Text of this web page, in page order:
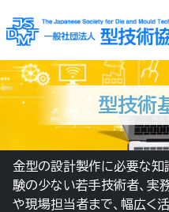
型技術
金型の設計製作に必要な知
験の少ない若手技術者、実
や現場担当者まで、幅広く